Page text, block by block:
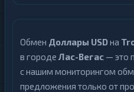
Обмен Доллары USDна
в городе Лас-Вегас — это
с нашим мониторингом
предложения только от